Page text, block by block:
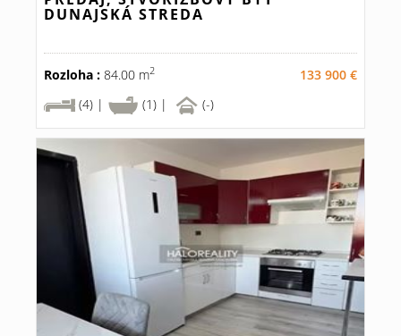
DUNAJSKÁ STREDA
Rozloha : 84.00 m2
133 900 €
(4) |
(1) | (-)